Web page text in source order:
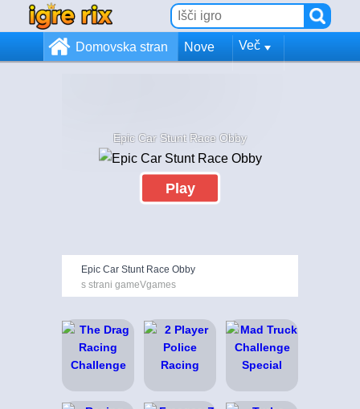
Domovska stran Nove Več
Epic Car Stunt Race Obby
Play
Epic Car Stunt Race Obby
s strani gameVgames